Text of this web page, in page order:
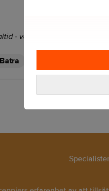
- vårt nyhetsbrev är